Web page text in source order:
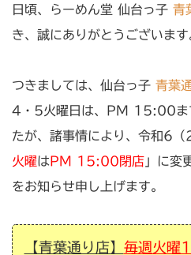
日頃、らーめん堂 仙台っ子 青
き、誠にありがとうございます
つきましては、仙台っ子 青葉
4・5火曜日は、PM 15:00ま
たが、諸事情により、令和6
火曜は PM 15:00閉店 」に変
をお知らせ申し上げます。
【青葉通り店】 毎週火曜